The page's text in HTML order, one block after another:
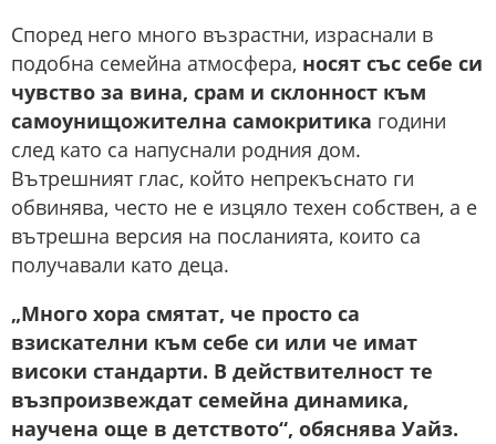
Според него много възрастни, израснали в
подобна семейна атмосфера, носят със себе си
чувство за вина, срам и склонност към
самоунищожителна самокритика години
след като са напуснали родния дом.
Вътрешният глас, който непрекъснато ги
обвинява, често не е изцяло техен собствен, а е
вътрешна версия на посланията, които са
получавали като деца.
„Много хора смятат, че просто са
взискателни към себе си или че имат
високи стандарти. В действителност те
възпроизвеждат семейна динамика,
научена още в детството“, обяснява Уайз.